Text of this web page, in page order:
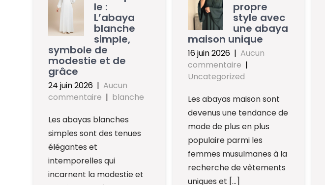
le :
L’abaya
blanche
simple,
symbole de
modestie et de
grâce
24 juin 2026 | Aucun
commentaire | blanche
Les abayas blanches
simples sont des tenues
élégantes et
intemporelles qui
incarnent la modestie et
propre
style avec
une abaya
maison unique
16 juin 2026 | Aucun
commentaire |
Uncategorized
Les abayas maison sont
devenus une tendance de
mode de plus en plus
populaire parmi les
femmes musulmanes à la
recherche de vêtements
uniques et […]